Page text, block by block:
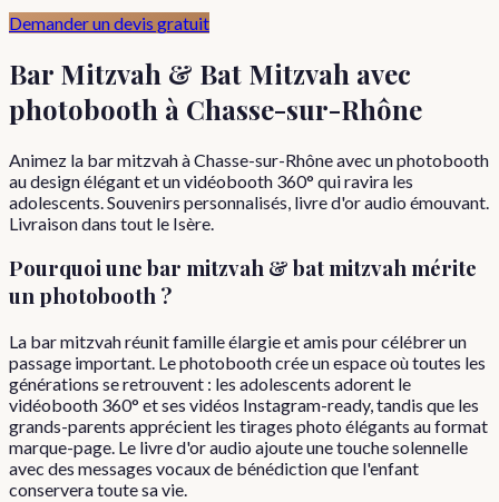
Demander un devis gratuit
Bar Mitzvah & Bat Mitzvah avec
photobooth à Chasse-sur-Rhône
Animez la bar mitzvah à Chasse-sur-Rhône avec un photobooth
au design élégant et un vidéobooth 360° qui ravira les
adolescents. Souvenirs personnalisés, livre d'or audio émouvant.
Livraison dans tout le Isère.
Pourquoiune bar mitzvah & bat mitzvah mérite
un photobooth ?
La bar mitzvah réunit famille élargie et amis pour célébrer un
passage important. Le photobooth crée un espace où toutes les
générations se retrouvent : les adolescents adorent le
vidéobooth 360° et ses vidéos Instagram-ready, tandis que les
grands-parents apprécient les tirages photo élégants au format
marque-page. Le livre d'or audio ajoute une touche solennelle
avec des messages vocaux de bénédiction que l'enfant
conservera toute sa vie.